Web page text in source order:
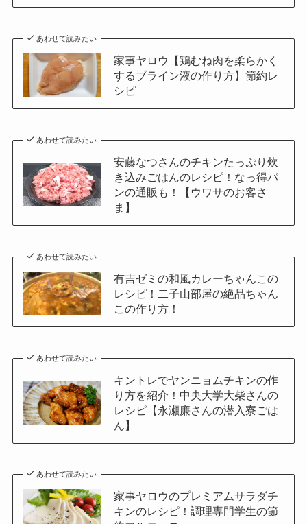
あわせて読みたい
家事ヤロウ【鶏むね肉を柔らかく
するブライン液の作り方】節約レ
シピ
あわせて読みたい
安藤なつさんのチキンたっぷり炊
き込みごはんのレシピ！なっ得パ
ンの通販も！【ウワサのお客さ
ま】
あわせて読みたい
有吉ゼミの和風カレーちゃんこの
レシピ！二子山部屋の絶品ちゃん
この作り方！
あわせて読みたい
キントレでヤンニョムチキンの作
り方を紹介！中央大学大柴さんの
レシピ【永瀬廉さんの潜入寮ごは
ん】
あわせて読みたい
家事ヤロウのプレミアムサラダチ
キンのレシピ！調理専門学生の節